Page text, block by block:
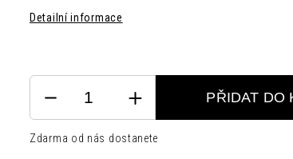
Detailní informace
PŘIDAT DO
Zdarma od nás dostanete